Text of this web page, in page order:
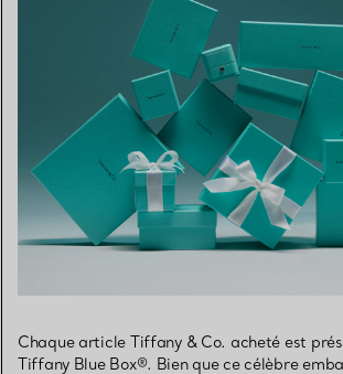
Chaque article Tiffany & Co. acheté est
Tiffany Blue Box®. Bien que ce célèbre